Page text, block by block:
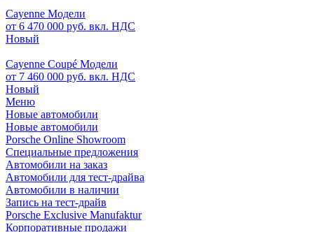
Cayenne Модели
от 6 470 000 руб. вкл. НДС
Новый
Cayenne Coupé Модели
от 7 460 000 руб. вкл. НДС
Новый
Меню
Новые автомобили
Новые автомобили
Porsche Online Showroom
Специальные предложения
Автомобили на заказ
Автомобили для тест-драйва
Автомобили в наличии
Запись на тест-драйв
Porsche Exclusive Manufaktur
Корпоративные продажи